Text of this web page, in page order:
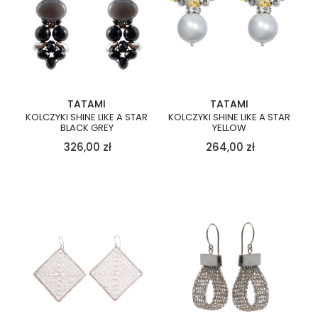
TATAMI
KOLCZYKI SHINE LIKE A STAR
BLACK GREY
326,00 zł
TATAMI
KOLCZYKI SHINE LIKE A STAR
YELLOW
264,00 zł